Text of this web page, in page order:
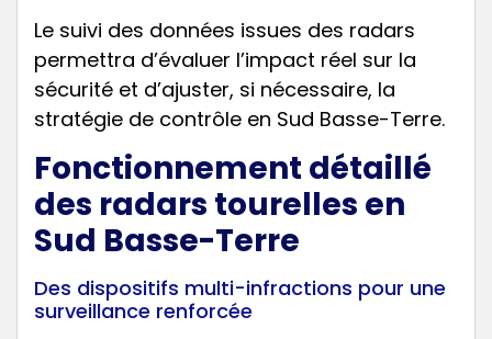
Le suivi des données issues des radars
permettra d’évaluer l’impact réel sur la
sécurité et d’ajuster, si nécessaire, la
stratégie de contrôle en Sud Basse-Terre.
Fonctionnement détaillé
des radars tourelles en
Sud Basse-Terre
Des dispositifs multi-infractions pour une
surveillance renforcée